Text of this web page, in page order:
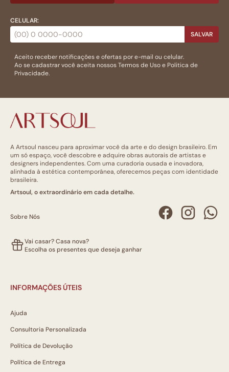
CELULAR:
SALVAR
Aceito receber notificações e ofertas por e-mail ou celular.
Ao se cadastrar você aceita nossosTermos de Usoe Politica de
Privacidade.
A Artsoul nasceu para aproximar você da arte e do design brasileiro. Em
um só espaço, você descobre e adquire obras autorais de artistas e
designers independentes. Com uma curadoria ousada e inovadora,
alinhada à estética contemporânea, oferecemos peças com identidade
brasileira.
Artsoul, o extraordinário em cada detalhe.
Sobre Nós
Vai casar? Casa nova?
Escolha os presentes que deseja ganhar
INFORMAÇÕES ÚTEIS
Ajuda
Consultoria Personalizada
Política de Devolução
Política de Entrega